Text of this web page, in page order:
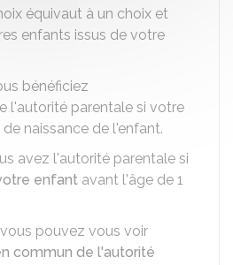
équivaut à un choix et
enfants issus de votre
bénéficiez
l'autorité parentale si votre
naissance de l'enfant.
avez l'autorité parentale si
enfant avant l'âge de 1
pouvez vous voir
commun de l'autorité